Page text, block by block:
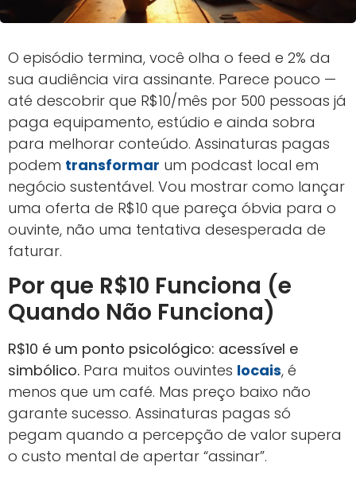
O episódio termina, você olha o feed e 2% da
sua audiência vira assinante. Parece pouco —
até descobrir que R$10/mês por 500 pessoas já
paga equipamento, estúdio e ainda sobra
para melhorar conteúdo. Assinaturas pagas
podem transformar um podcast local em
negócio sustentável. Vou mostrar como lançar
uma oferta de R$10 que pareça óbvia para o
ouvinte, não uma tentativa desesperada de
faturar.
Por que R$10 Funciona (e
Quando Não Funciona)
R$10 é um ponto psicológico: acessível e
simbólico. Para muitos ouvintes locais, é
menos que um café. Mas preço baixo não
garante sucesso. Assinaturas pagas só
pegam quando a percepção de valor supera
o custo mental de apertar “assinar”.